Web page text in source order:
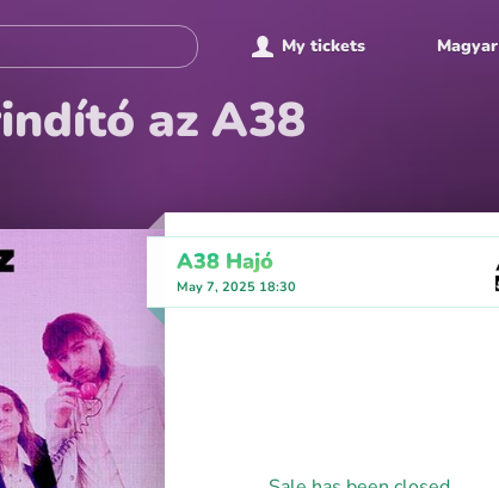
My tickets Magyar
az A38
A38 Hajó
May 7, 2025 18:30